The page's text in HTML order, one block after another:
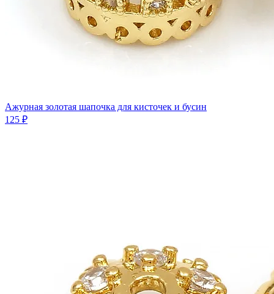
Ажурная золотая шапочка для кисточек и бусин
125 ₽